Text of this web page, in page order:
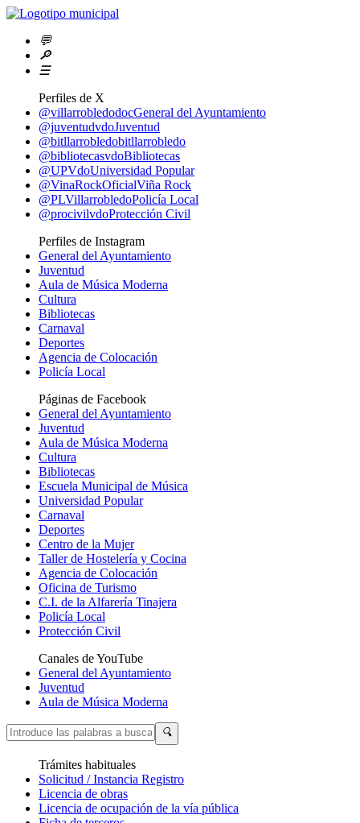
💬
🔎
☰
Perfiles de X
@villarrobledodocGeneral del Ayuntamiento
@juventudvdoJuventud
@bitllarrobledobitllarrobledo
@bibliotecasvdoBibliotecas
@UPVdoUniversidad Popular
@VinaRockOficialViña Rock
@PLVillarrobledoPolicía Local
@procivilvdoProtección Civil
Perfiles de Instagram
General del Ayuntamiento
Juventud
Aula de Música Moderna
Cultura
Bibliotecas
Carnaval
Deportes
Agencia de Colocación
Policía Local
Páginas de Facebook
General del Ayuntamiento
Juventud
Aula de Música Moderna
Cultura
Bibliotecas
Escuela Municipal de Música
Universidad Popular
Carnaval
Deportes
Centro de la Mujer
Taller de Hostelería y Cocina
Agencia de Colocación
Oficina de Turismo
C.I. de la Alfarería Tinajera
Policía Local
Protección Civil
Canales de YouTube
General del Ayuntamiento
Juventud
Aula de Música Moderna
🔍
Trámites habituales
Solicitud / Instancia Registro
Licencia de obras
Licencia de ocupación de la vía pública